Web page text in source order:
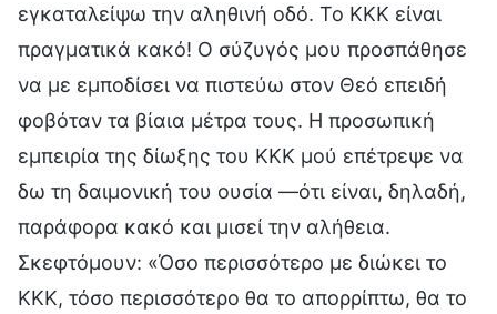
εγκαταλείψω την αληθινή οδό. Το ΚΚΚ είναι
πραγματικά κακό! Ο σύζυγός μου προσπάθησε
να με εμποδίσει να πιστεύω στον Θεό επειδή
φοβόταν τα βίαια μέτρα τους. Η προσωπική
εμπειρία της δίωξης του ΚΚΚ μού επέτρεψε να
δω τη δαιμονική του ουσία —ότι είναι, δηλαδή,
παράφορα κακό και μισεί την αλήθεια.
Σκεφτόμουν: «Όσο περισσότερο με διώκει το
ΚΚΚ, τόσο περισσότερο θα το απορρίπτω, θα το